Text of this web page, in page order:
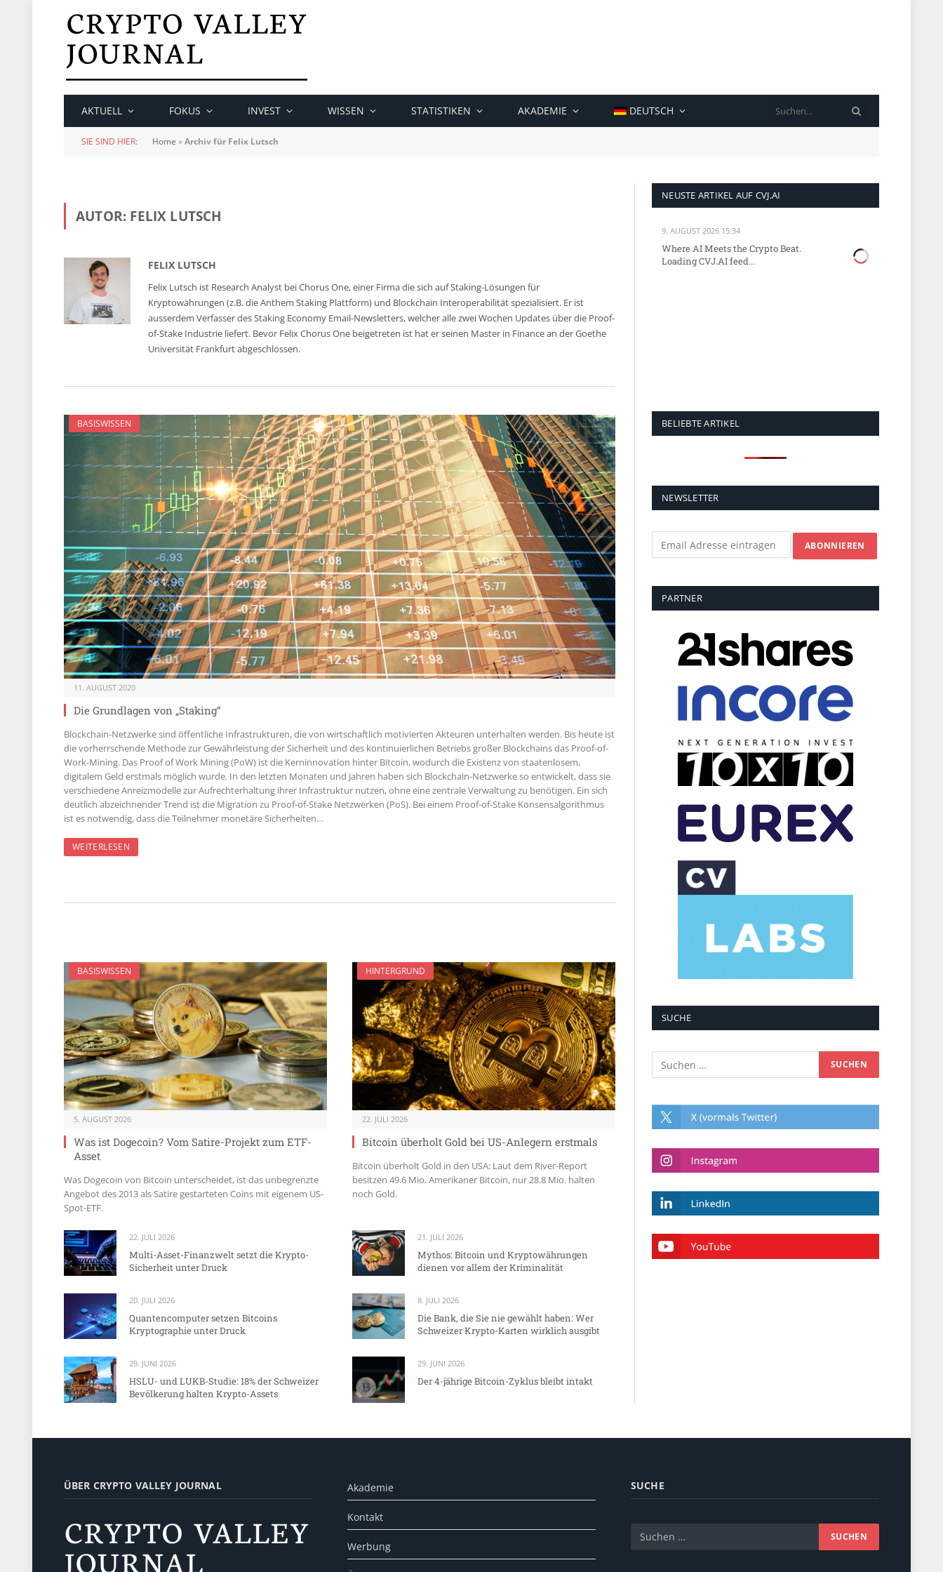
AKTUELL FOKUS INVEST WISSEN STATISTIKEN AKADEMIE DEUTSCH
SIE SIND HIER: Home »Archiv für Felix Lutsch
AUTOR: FELIX LUTSCH
FELIX LUTSCH
Felix Lutsch ist Research Analyst bei Chorus One, einer Firma die sich auf Staking-Lösungen für
Kryptowährungen (z.B. die Anthem Staking Plattform) und Blockchain Interoperabilität spezialisiert. Er ist
ausserdem Verfasser des Staking Economy Email-Newsletters, welcher alle zwei Wochen Updates über die Proof-
of-Stake Industrie liefert. Bevor Felix Chorus One beigetreten ist hat er seinen Master in Finance an der Goethe
Universität Frankfurt abgeschlossen.
BASISWISSEN
11. AUGUST 2020
Die Grundlagen von „Staking“
Blockchain-Netzwerke sind öffentliche Infrastrukturen, die von wirtschaftlich motivierten Akteuren unterhalten werden. Bis heute ist
die vorherrschende Methode zur Gewährleistung der Sicherheit und des kontinuierlichen Betriebs großer Blockchains das Proof-of-
Work-Mining. Das Proof of Work Mining (PoW) ist die Kerninnovation hinter Bitcoin, wodurch die Existenz von staatenlosem,
digitalem Geld erstmals möglich wurde. In den letzten Monaten und Jahren haben sich Blockchain-Netzwerke so entwickelt, dass sie
verschiedene Anreizmodelle zur Aufrechterhaltung ihrer Infrastruktur nutzen, ohne eine zentrale Verwaltung zu benötigen. Ein sich
deutlich abzeichnender Trend ist die Migration zu Proof-of-Stake Netzwerken (PoS). Bei einem Proof-of-Stake Konsensalgorithmus
ist es notwendig, dass die Teilnehmer monetäre Sicherheiten…
WEITERLESEN
BASISWISSEN
5. AUGUST 2026
Was ist Dogecoin? Vom Satire-Projekt zum ETF-
Asset
Was Dogecoin von Bitcoin unterscheidet, ist das unbegrenzte
Angebot des 2013 als Satire gestarteten Coins mit eigenem US-
Spot-ETF.
HINTERGRUND
22. JULI 2026
Bitcoin überholt Gold bei US-Anlegern erstmals
Bitcoin überholt Gold in den USA: Laut dem River-Report
besitzen 49.6 Mio. Amerikaner Bitcoin, nur 28.8 Mio. halten
noch Gold.
22. JULI 2026
Multi-Asset-Finanzwelt setzt die Krypto-
Sicherheit unter Druck
21. JULI 2026
Mythos: Bitcoin und Kryptowährungen
dienen vor allem der Kriminalität
20. JULI 2026
Quantencomputer setzen Bitcoins
Kryptographie unter Druck
8. JULI 2026
Die Bank, die Sie nie gewählt haben: Wer
Schweizer Krypto-Karten wirklich ausgibt
29. JUNI 2026
HSLU- und LUKB-Studie: 18% der Schweizer
Bevölkerung halten Krypto-Assets
29. JUNI 2026
Der 4-jährige Bitcoin-Zyklus bleibt intakt
NEUSTE ARTIKEL AUF CVJ.AI
9. AUGUST 2026 15:34
Where AI Meets the Crypto Beat.
Loading CVJ.AI feed...
BELIEBTE ARTIKEL
NEWSLETTER
PARTNER
SUCHE
ÜBER CRYPTO VALLEY JOURNAL Akademie
Kontakt
Werbung
SUCHE